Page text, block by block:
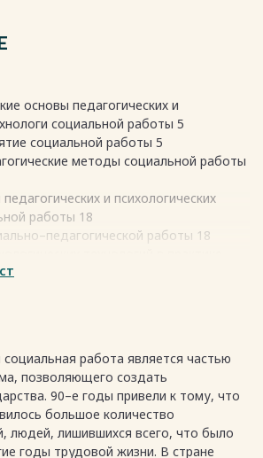
основы педагогических и
социальной работы 5
социальной работы 5
методы социальной работы
и психологических
работы 18
работы 18
источников 35
после покупки
работа является частью
позволяющего создать
90–е годы привели к тому, что
большое количество
людей, лишившихся всего, что было
годы трудовой жизни. В стране